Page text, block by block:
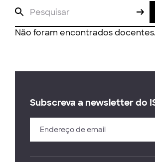
Não foram encontrados docentes.
Subscreva a newsletter do